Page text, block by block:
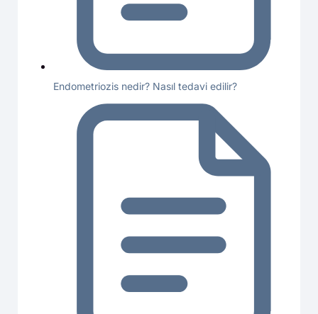
Endometriozis nedir? Nasıl tedavi edilir?